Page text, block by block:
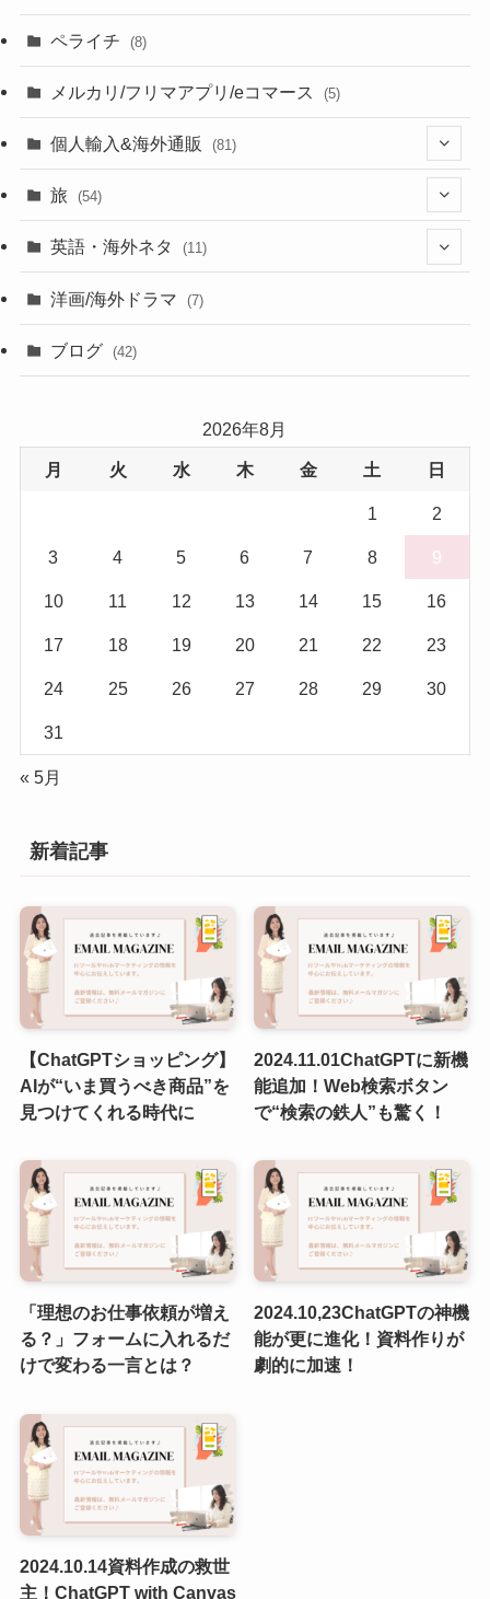
ペライチ (8)
メルカリ/フリマアプリ/eコマース (5)
個人輸入&海外通販 (81)
旅 (54)
(43)
(6)
(5)
英語・海外ネタ (11)
洋画/海外ドラマ (7)
ブログ (42)
2026年8月
月 火 水 木 金 土 日
1 2
3 4 5 6 7 8 9
10 11 12 13 14 15 16
17 18 19 20 21 22 23
24 25 26 27 28 29 30
31
« 5月
新着記事
【ChatGPTショッピング】
AIが“いま買うべき商品”を
見つけてくれる時代に
2024.11.01ChatGPTに新機
能追加！Web検索ボタン
で“検索の鉄人”も驚く！
「理想のお仕事依頼が増え
る？」フォームに入れるだ
けで変わる一言とは？
2024.10,23ChatGPTの神機
能が更に進化！資料作りが
劇的に加速！
2024.10.14資料作成の救世
主！ChatGPT with Canvas